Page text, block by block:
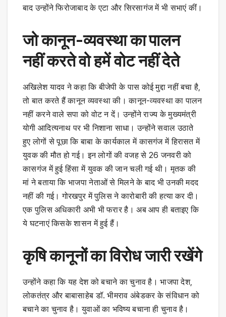
बाद उन्होंने फिरोजाबाद के एटा और सिरसागंज में भी सभाएं कीं।
जो कानून-व्यवस्था का पालन
नहीं करते वो हमें वोट नहीं देते
अखिलेश यादव ने कहा कि बीजेपी के पास कोई मुद्दा नहीं बचा है,
तो बात करते हैं कानून व्यवस्था की। कानून-व्यवस्था का पालन
नहीं करने वाले सपा को वोट न दें। उन्होंने राज्य के मुख्यमंत्री
योगी आदित्यनाथ पर भी निशाना साधा। उन्होंने सवाल उठाते
हुए लोगों से पूछा कि बाबा के कार्यकाल में कासगंज में हिरासत में
युवक की मौत हो गई। इन लोगों की वजह से 26 जनवरी को
कासगंज में हुई हिंसा में युवक की जान चली गई थी। मृतक की
मां ने बताया कि भाजपा नेताओं से मिलने के बाद भी उनकी मदद
नहीं की गई। गोरखपुर में पुलिस ने कारोबारी की हत्या कर दी।
एक पुलिस अधिकारी अभी भी फरार है। अब आप ही बताइए कि
ये घटनाएं किसके शासन में हुई हैं।
कृषि कानूनों का विरोध जारी रखेंगे
उन्होंने कहा कि यह देश को बचाने का चुनाव है। भाजपा देश,
लोकतंत्र और बाबासाहेब डॉ. भीमराव अंबेडकर के संविधान को
बचाने का चुनाव है। युवाओं का भविष्य बचाना ही चुनाव है।